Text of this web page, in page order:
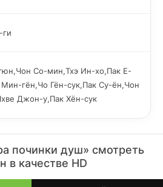
Со-мин,Тхэ Ин-хо,Пак Е-
гён,Чо Гён-сук,Пак Су-ён,Чон
Джон-у,Пак Хён-сук
починки душ» смотреть
в качестве HD